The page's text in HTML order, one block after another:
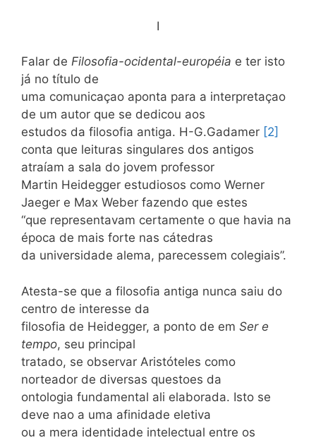
I
Falar de Filosofia-ocidental-européia e ter isto
já no título de
uma comunicaçao aponta para a interpretaçao
de um autor que se dedicou aos
estudos da filosofia antiga. H-G.Gadamer [2]
conta que leituras singulares dos antigos
atraíam a sala do jovem professor
Martin Heidegger estudiosos como Werner
Jaeger e Max Weber fazendo que estes
“que representavam certamente o que havia na
época de mais forte nas cátedras
da universidade alema, parecessem colegiais”.
Atesta-se que a filosofia antiga nunca saiu do
centro de interesse da
filosofia de Heidegger, a ponto de em Ser e
tempo, seu principal
tratado, se observar Aristóteles como
norteador de diversas questoes da
ontologia fundamental ali elaborada. Isto se
deve nao a uma afinidade eletiva
ou a mera identidade intelectual entre os